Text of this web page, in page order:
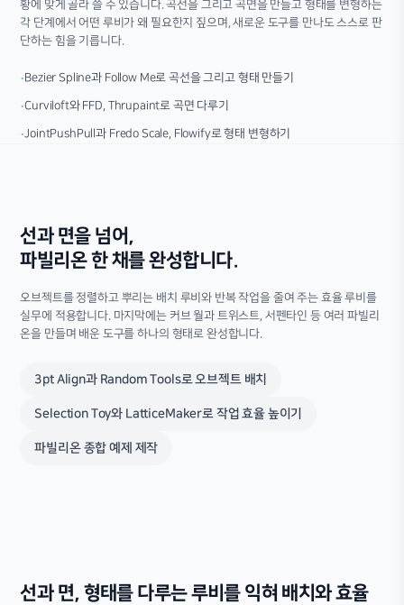
황에 맞게 골라 쓸 수 있습니다. 곡선을 그리고 곡면을 만들고 형태를 변형하는
각 단계에서 어떤 루비가 왜 필요한지 짚으며, 새로운 도구를 만나도 스스로 판
단하는 힘을 기릅니다.
·Bezier Spline과 Follow Me로 곡선을 그리고 형태 만들기
·Curviloft와 FFD, Thrupaint로 곡면 다루기
·JointPushPull과 Fredo Scale, Flowify로 형태 변형하기
선과 면을 넘어,
파빌리온 한 채를 완성합니다.
오브젝트를 정렬하고 뿌리는 배치 루비와 반복 작업을 줄여 주는 효율 루비를
실무에 적용합니다. 마지막에는 커브 월과 트위스트, 서펜타인 등 여러 파빌리
온을 만들며 배운 도구를 하나의 형태로 완성합니다.
3pt Align과 Random Tools로 오브젝트 배치
Selection Toy와 LatticeMaker로 작업 효율 높이기
파빌리온 종합 예제 제작
선과 면, 형태를 다루는 루비를 익혀 배치와 효율